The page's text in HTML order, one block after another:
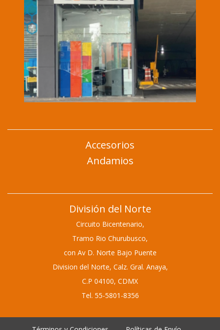
Accesorios
Andamios
División del Norte
Circuito Bicentenario,
Tramo Rio Churubusco,
con Av D. Norte Bajo Puente
Division del Norte, Calz. Gral. Anaya,
C.P 04100, CDMX
Tel. 55-5801-8356